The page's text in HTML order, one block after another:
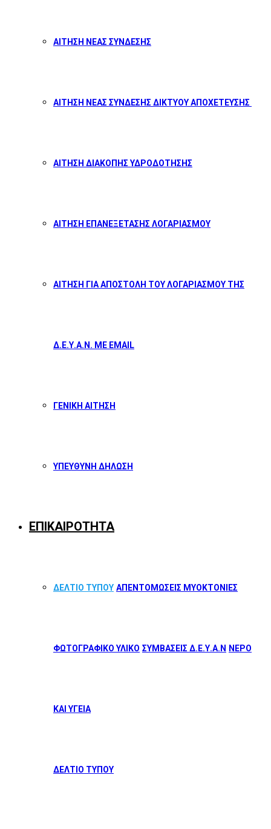
ΑΙΤΗΣΗ ΝΕΑΣ ΣΥΝΔΕΣΗΣ
ΑΙΤΗΣΗ ΝΕΑΣ ΣΥΝΔΕΣΗΣ ΔΙΚΤΥΟΥ ΑΠΟΧΕΤΕΥΣΗΣ
ΑΙΤΗΣΗ ΔΙΑΚΟΠΗΣ ΥΔΡΟΔΟΤΗΣΗΣ
ΑΙΤΗΣΗ ΕΠΑΝΕΞΕΤΑΣΗΣ ΛΟΓΑΡΙΑΣΜΟΥ
ΑΙΤΗΣΗ ΓΙΑ ΑΠΟΣΤΟΛΗ ΤΟΥ ΛΟΓΑΡΙΑΣΜΟΥ ΤΗΣ
Δ.Ε.Υ.Α.Ν. ΜΕ EMAIL
ΓΕΝΙΚΗ ΑΙΤΗΣΗ
ΥΠΕΥΘΥΝΗ ΔΗΛΩΣΗ
ΕΠΙΚΑΙΡΟΤΗΤΑ
ΔΕΛΤΙΟ ΤΥΠΟΥ ΑΠΕΝΤΟΜΩΣΕΙΣ ΜΥΟΚΤΟΝΙΕΣ
ΦΩΤΟΓΡΑΦΙΚΟ ΥΛΙΚΟ ΣΥΜΒΑΣΕΙΣ Δ.Ε.Υ.Α.Ν ΝΕΡΟ
ΚΑΙ ΥΓΕΙΑ
ΔΕΛΤΙΟ ΤΥΠΟΥ